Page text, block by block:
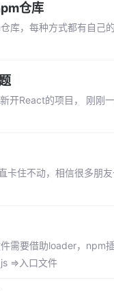
仓库
库，每种方式都有自己
开React的项目， 刚刚
卡住不动，相信很多朋
需要借助loader，
=>入口文件